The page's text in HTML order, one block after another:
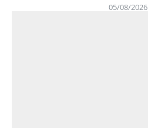
05/08/2026